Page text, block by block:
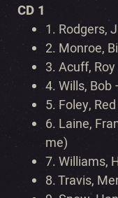
CD 1
1. Rodgers,
2. Monroe,
3. Acuff,
4. Wills, Bob
5. Foley,
6. Laine,
me)
7. Williams,
8.Travis,